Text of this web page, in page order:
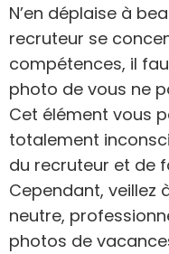
N’en déplaise à
recruteur se
compétences, il
photo de vous ne
Cet élément vous
totalement
du recruteur et de
Cependant, veillez
neutre,
photos de